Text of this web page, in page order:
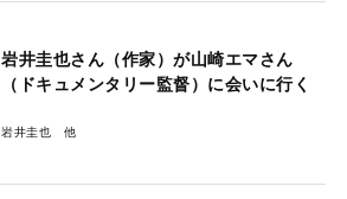
岩井圭也さん（作家）が山崎エマさん
（ドキュメンタリー監督）に会いに行く
岩井圭也